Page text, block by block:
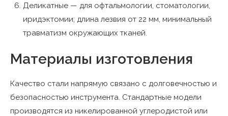
Деликатные — для офтальмологии, стоматологии,
иридэктомии; длина лезвия от 22 мм, минимальный
травматизм окружающих тканей.
Материалы изготовления
Качество стали напрямую связано с долговечностью и
безопасностью инструмента. Стандартные модели
производятся из никелированной углеродистой или